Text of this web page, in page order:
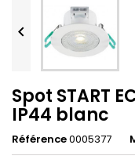

Spot START
IP44 blanc
Référence0005377